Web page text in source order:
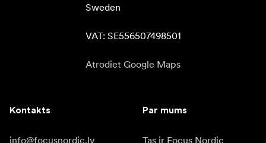
Sweden
VAT: SE556507498501
Atrodiet Google Maps
Kontakts
info@focusnordic.lv
Par mums
Tas ir Focus Nordic